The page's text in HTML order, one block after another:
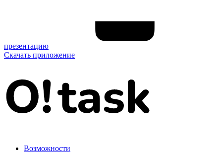
презентацию
Скачать приложение
Возможности